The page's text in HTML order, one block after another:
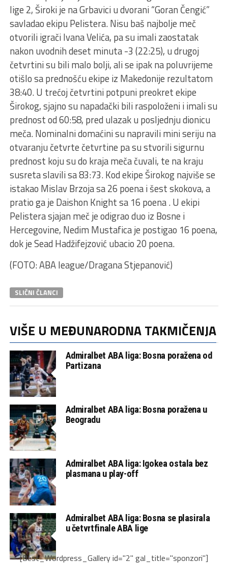
lige 2, Široki je na Grbavici u dvorani “Goran Čengić”
savladao ekipu Pelistera. Nisu baš najbolje meč
otvorili igrači Ivana Velića, pa su imali zaostatak
nakon uvodnih deset minuta -3 (22:25), u drugoj
četvrtini su bili malo bolji, ali se ipak na poluvrijeme
otišlo sa prednošću ekipe iz Makedonije rezultatom
38:40. U trećoj četvrtini potpuni preokret ekipe
Širokog, sjajno su napadački bili raspoloženi i imali su
prednost od 60:58, pred ulazak u posljednju dionicu
meča. Nominalni domaćini su napravili mini seriju na
otvaranju četvrte četvrtine pa su stvorili sigurnu
prednost koju su do kraja meča čuvali, te na kraju
susreta slavili sa 83:73. Kod ekipe Širokog najviše se
istakao Mislav Brzoja sa 26 poena i šest skokova, a
pratio ga je Daishon Knight sa 16 poena . U ekipi
Pelistera sjajan meč je odigrao duo iz Bosne i
Hercegovine, Nedim Mustafica je postigao 16 poena,
dok je Sead Hadžifejzović ubacio 20 poena.
(FOTO: ABA league/Dragana Stjepanović)
SLIČNI ČLANCI
VIŠE U MEĐUNARODNA TAKMIČENJA
Admiralbet ABA liga: Bosna poražena od
Partizana
Admiralbet ABA liga: Bosna poražena u
Beogradu
Admiralbet ABA liga: Igokea ostala bez
plasmana u play-off
Admiralbet ABA liga: Bosna se plasirala
u četvrtfinale ABA lige
[Best_Wordpress_Gallery id="2" gal_title="sponzori"]